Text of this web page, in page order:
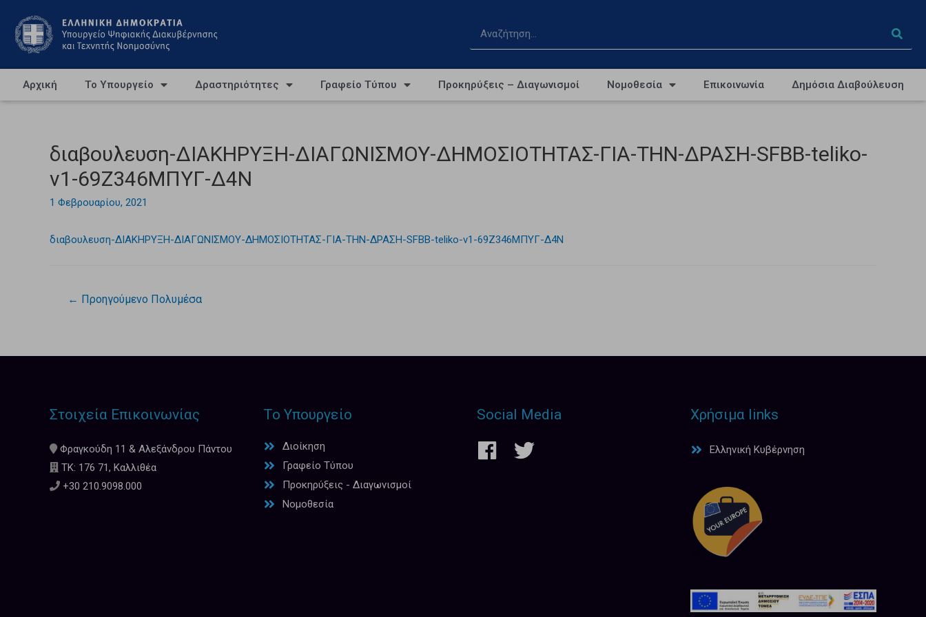
Αρχική Το Υπουργείο Δραστηριότητες Γραφείο Τύπου Προκηρύξεις – Διαγωνισμοί Νομοθεσία Επικοινωνία Δημόσια Διαβούλευση
διαβουλευση-ΔΙΑΚΗΡΥΞΗ-ΔΙΑΓΩΝΙΣΜΟΥ-ΔΗΜΟΣΙΟΤΗΤΑΣ-ΓΙΑ-ΤΗΝ-ΔΡΑΣΗ-SFBB-teliko-
v1-69Ζ346ΜΠΥΓ-Δ4Ν
1 Φεβρουαρίου, 2021
διαβουλευση-ΔΙΑΚΗΡΥΞΗ-ΔΙΑΓΩΝΙΣΜΟΥ-ΔΗΜΟΣΙΟΤΗΤΑΣ-ΓΙΑ-ΤΗΝ-ΔΡΑΣΗ-SFBB-teliko-v1-69Ζ346ΜΠΥΓ-Δ4Ν
← Προηγούμενο Πολυμέσα
Στοιχεία Επικοινωνίας
Φραγκούδη 11 & Αλεξάνδρου Πάντου
ΤΚ: 176 71, Καλλιθέα
+30 210.9098.000
Το Υπουργείο
Διοίκηση
Γραφείο Τύπου
Προκηρύξεις - Διαγωνισμοί
Νομοθεσία
Social Media Χρήσιμα links
Ελληνική Κυβέρνηση